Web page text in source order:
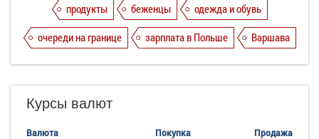
продукты
беженцы
одежда и обувь
очереди на границе
зарплата в Польше Варшава
Курсы валют
Валюта Покупка Продажа